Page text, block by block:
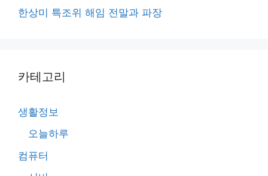
한상미 특조위 해임 전말과 파장
카테고리
생활정보
오늘하루
컴퓨터